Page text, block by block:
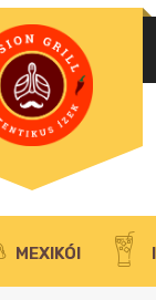
MEXIKÓI